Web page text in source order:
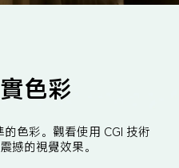
色彩
色彩。觀看使用 CGI 技術
撼的視覺效果。